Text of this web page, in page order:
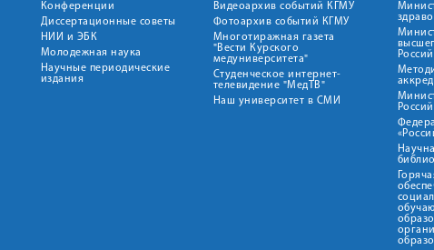
Конференции
Диссертационные советы
НИИ и ЭБК
Молодежная наука
Научные периодические
издания
Видеоархив событий КГМУ
Фотоархив событий КГМУ
Многотиражная газета
"Вести Курского
медуниверситета"
Студенческое интернет-
телевидение "МедТВ"
Наш университет в СМИ